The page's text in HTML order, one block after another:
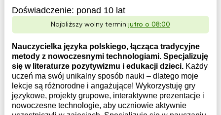
Doświadczenie: ponad 10 lat
Najbliższy wolny termin:jutro o 08:00
Nauczycielka języka polskiego, łącząca tradycyjne
metody z nowoczesnymi technologiami. Specjalizuję
się w literaturze pozytywizmu i edukacji dzieci. Każdy
uczeń ma swój unikalny sposób nauki – dlatego moje
lekcje są różnorodne i angażujące! Wykorzystuję gry
językowe, projekty grupowe, interaktywne prezentacje i
nowoczesne technologie, aby uczniowie aktywnie